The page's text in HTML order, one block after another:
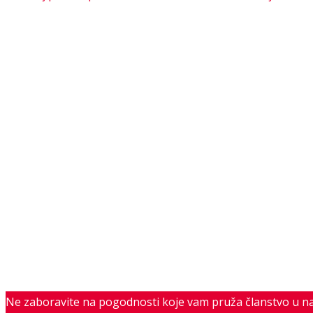
Ne zaboravite na pogodnosti koje vam pruža članstvo u